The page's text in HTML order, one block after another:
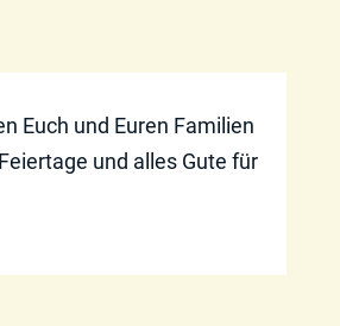
Euch und Euren Familien
und alles Gute für